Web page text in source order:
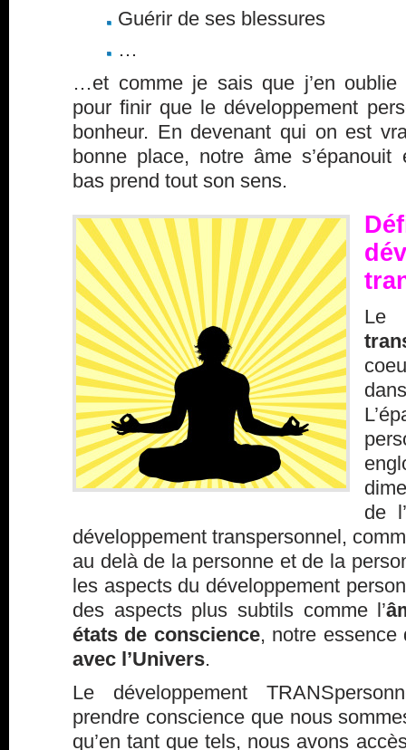
Guérir de ses blessures
…
…et comme je sais que j’en oublie
pour finir que le développement
bonheur. En devenant qui on est
bonne place, notre âme
bas prend tout son sens.
Le
de
développement transpersonnel,
au delà de la personne et de la
les aspects du développement
des aspects plus subtils comme l’
états de conscience, notre
avec l’Univers.
Le développement
prendre conscience que nous
qu’en tant que tels, nous avons